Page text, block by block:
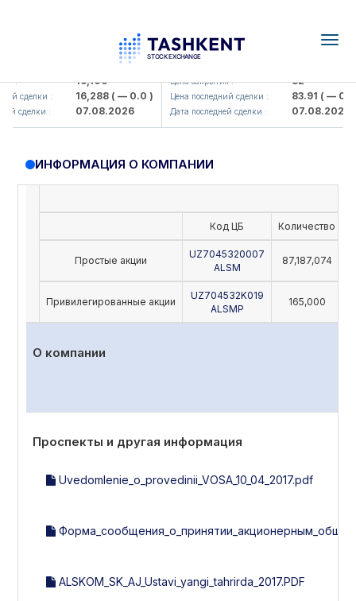
: 16,100
сделки : 16,288( — 0.0 )
сделки : 07.08.2026
KFSK (<Kafolat sug'urta
Цена закрытия : 82
Цена последний сделки : 83.91( — 0.0 )
Дата последней сделки : 07.08.2026
ИНФОРМАЦИЯ О КОМПАНИИ
Код ЦБ Количество
Простые акции
UZ7045320007
ALSM
87,187,074
Привилегированные акции
UZ704532K019
ALSMP
165,000
О компании
Проспекты и другая информация
Uvedomlenie_o_provedinii_VOSA_10_04_2017.pdf
ALSKOM_SK_AJ_Ustavi_yangi_tahrirda_2017.PDF